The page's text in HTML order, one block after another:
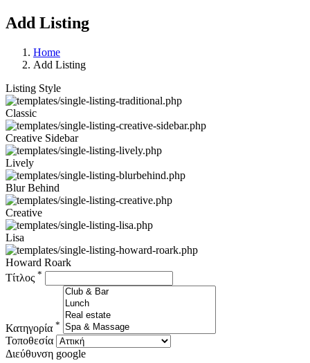
Add Listing
Home
Add Listing
Listing Style
Classic
Creative Sidebar
Lively
Blur Behind
Creative
Lisa
Howard Roark
Τίτλος *
Κατηγορία *
Τοποθεσία
Διεύθυνση google